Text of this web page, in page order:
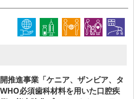
推進事業「ケニア、ザンビア、タ
必須歯科材料を用いた口腔疾